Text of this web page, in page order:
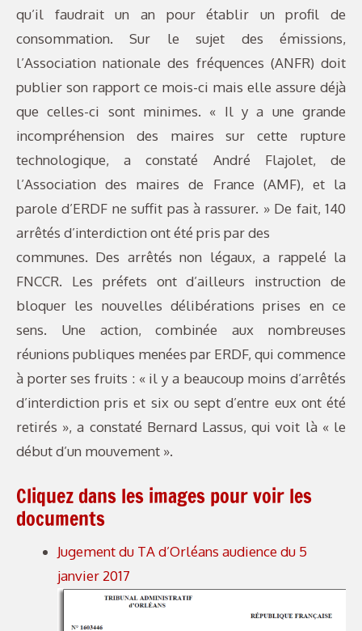
qu’il faudrait un an pour établir un profil de
consommation. Sur le sujet des émissions,
l’Association nationale des fréquences (ANFR) doit
publier son rapport ce mois-ci mais elle assure déjà
que celles-ci sont minimes. « Il y a une grande
incompréhension des maires sur cette rupture
technologique, a constaté André Flajolet, de
l’Association des maires de France (AMF), et la
parole d’ERDF ne suffit pas à rassurer. » De fait, 140
arrêtés d’interdiction ont été pris par des
communes. Des arrêtés non légaux, a rappelé la
FNCCR. Les préfets ont d’ailleurs instruction de
bloquer les nouvelles délibérations prises en ce
sens. Une action, combinée aux nombreuses
réunions publiques menées par ERDF, qui commence
à porter ses fruits : « il y a beaucoup moins d’arrêtés
d’interdiction pris et six ou sept d’entre eux ont été
retirés », a constaté Bernard Lassus, qui voit là « le
début d’un mouvement ».
Cliquez dans les images pour voir les
documents
Jugement du TA d’Orléans audience du 5
janvier 2017